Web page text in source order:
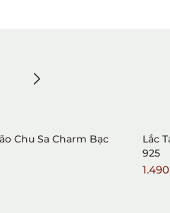
Chu Sa Charm Bạc
Lắc
925